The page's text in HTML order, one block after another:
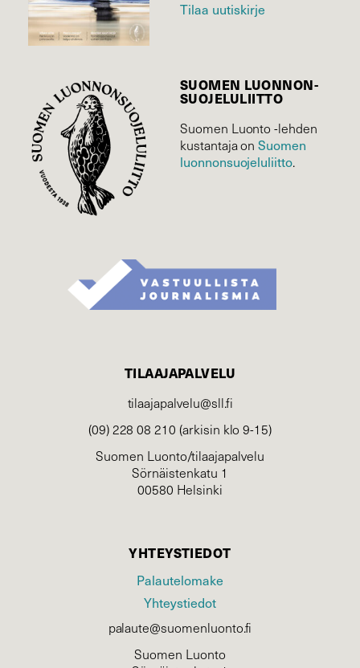
Tilaa uutiskirje
SUOMEN LUONNON­
SUOJELU­LIITTO
Suomen Luonto -lehden
kustantaja onSuomen
luonnonsuojelu­liitto.
TILAAJAPALVELU
tilaajapalvelu@sll.fi
(09) 228 08 210 (arkisin klo 9-15)
Suomen Luonto/tilaajapalvelu
Sörnäistenkatu 1
00580 Helsinki
YHTEYSTIEDOT
Palautelomake
Yhteystiedot
palaute@suomenluonto.fi
Suomen Luonto